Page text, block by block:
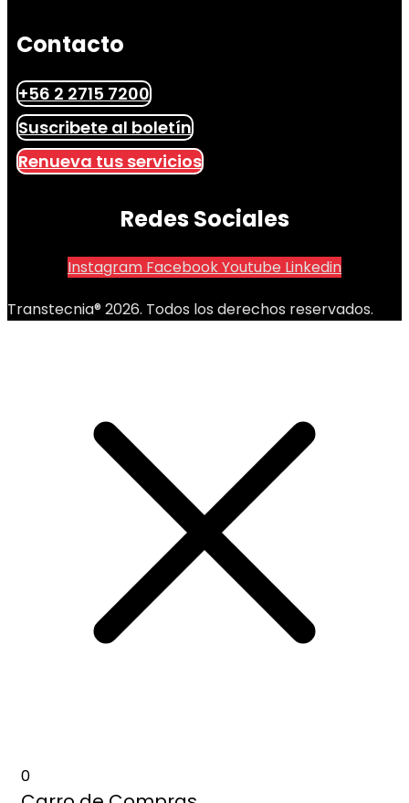
Contacto
+56 2 2715 7200
Suscribete al boletín
Renueva tus servicios
Redes Sociales
Instagram FacebookYoutube Linkedin
Transtecnia® 2026. Todos los derechos reservados.
0